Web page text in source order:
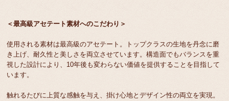
＜最高級アセテート素材へのこだわり＞
使用される素材は最高級のアセテート。トップクラスの生地を丹念に磨
き上げ、耐久性と美しさを両立させています。構造面でもバランスを重
視した設計により、10年後も変わらない価値を提供することを目指して
います。
触れるたびに上質な感触を与え、掛け心地とデザイン性の両立を実現。